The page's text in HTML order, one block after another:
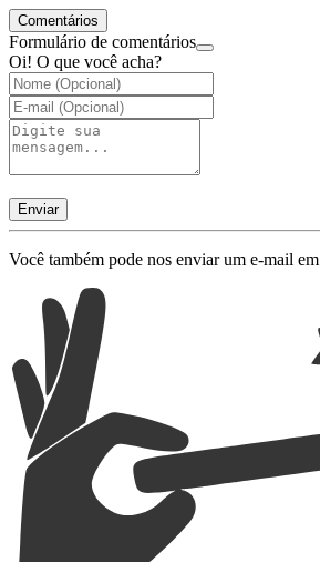
Comentários
Formulário de comentários
Oi! O que você acha?
Enviar
Você também pode nos enviar um e-mail em